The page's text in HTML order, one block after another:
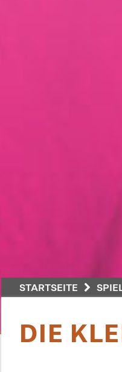
STARTSEITE
DIE